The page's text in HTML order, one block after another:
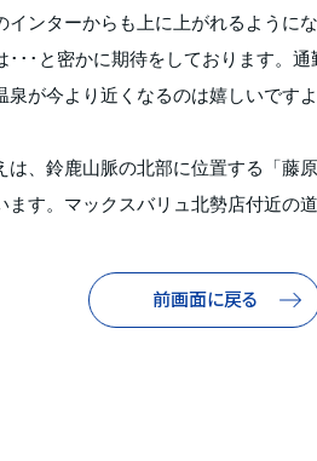
ンターからも上に上がれるように
･･と密かに期待をしております。
が今より近くなるのは嬉しいですよ
、鈴鹿山脈の北部に位置する「藤
す。マックスバリュ北勢店付近の
前画面に戻る